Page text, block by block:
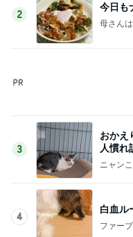
2
今日も
母さん
3
おかえ
人慣れ
ニャン
4
白血ル
ファー